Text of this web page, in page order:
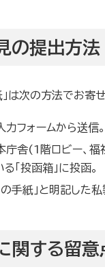
の提出方法
」は次の方法でお寄
力フォームから送信。
舎(1階ロビー、福
「投函箱」に投函。
の手紙」と明記した
関する留意